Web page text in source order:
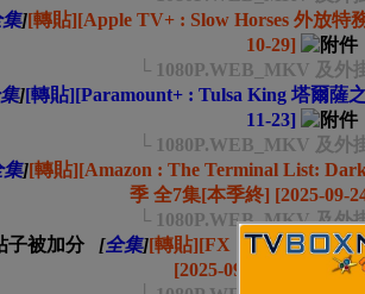
][轉貼][Apple TV+ : Slow Horses 外放特
10-29]
└ 1080P.WEB_MKV 及外
][轉貼][Paramount+ : Tulsa King 塔爾薩
11-23]
└ 1080P.WEB_MKV 及外
集][轉貼][Amazon : The Terminal List:
季 全7集[本季終] [2025-09-
└ 1080P.WEB_MKV 及外
[全集][轉貼][FX : Alien: Earth
[2025-09-24]
...